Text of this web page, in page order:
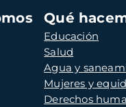
Qué
Educación
Salud
Agua y
Mujeres y
Derechos